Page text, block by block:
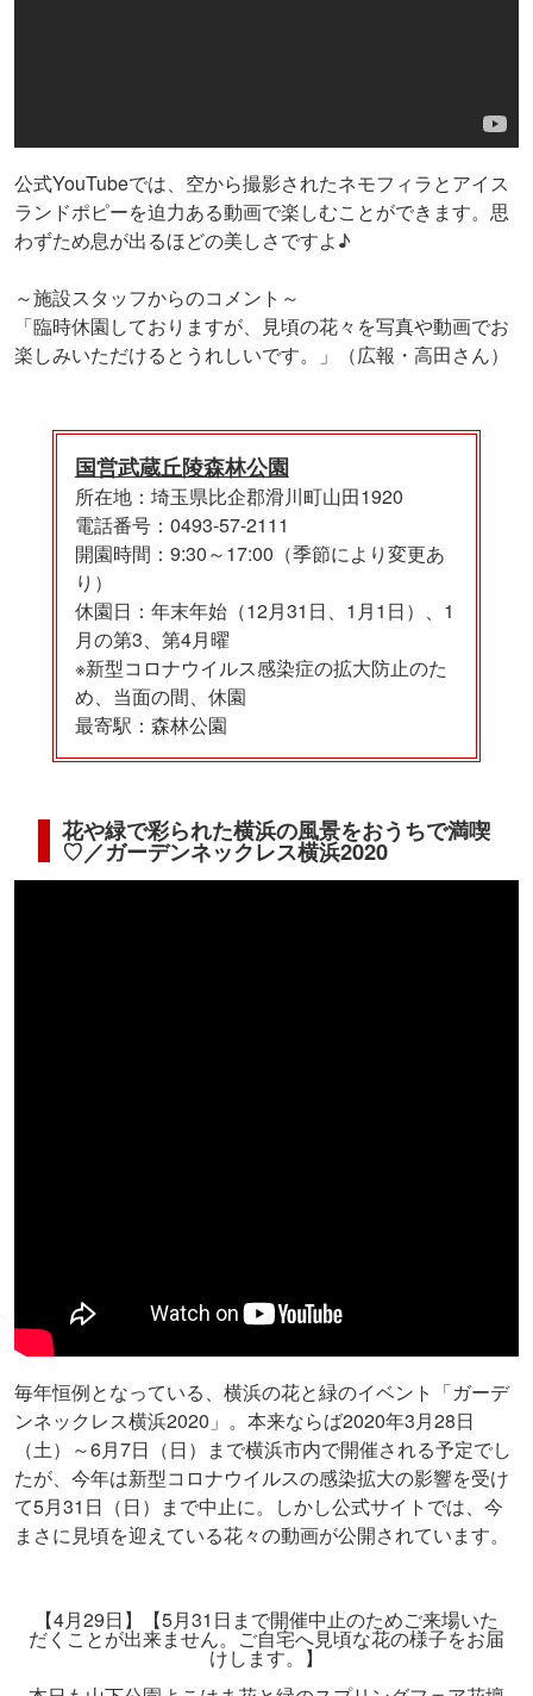
公式YouTubeでは、空から撮影されたネモフィラとアイス
ランドポピーを迫力ある動画で楽しむことができます。思
わずため息が出るほどの美しさですよ♪
～施設スタッフからのコメント～
「臨時休園しておりますが、見頃の花々を写真や動画でお
楽しみいただけるとうれしいです。」（広報・高田さん）
国営武蔵丘陵森林公園
所在地：埼玉県比企郡滑川町山田1920
電話番号：0493-57-2111
開園時間：9:30～17:00（季節により変更あ
り）
休園日：年末年始（12月31日、1月1日）、1
月の第3、第4月曜
※新型コロナウイルス感染症の拡大防止のた
め、当面の間、休園
最寄駅：森林公園
花や緑で彩られた横浜の風景をおうちで満喫
♡／ガーデンネックレス横浜2020
毎年恒例となっている、横浜の花と緑のイベント「ガーデ
ンネックレス横浜2020」。本来ならば2020年3月28日
（土）～6月7日（日）まで横浜市内で開催される予定でし
たが、今年は新型コロナウイルスの感染拡大の影響を受け
て5月31日（日）まで中止に。しかし公式サイトでは、今
まさに見頃を迎えている花々の動画が公開されています。
【4月29日】【5月31日まで開催中止のためご来場いた
だくことが出来ません。ご自宅へ見頃な花の様子をお届
けします。】